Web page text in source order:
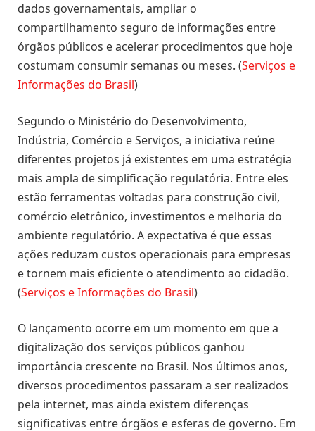
dados governamentais, ampliar o
compartilhamento seguro de informações entre
órgãos públicos e acelerar procedimentos que hoje
costumam consumir semanas ou meses. (Serviços e
Informações do Brasil)
Segundo o Ministério do Desenvolvimento,
Indústria, Comércio e Serviços, a iniciativa reúne
diferentes projetos já existentes em uma estratégia
mais ampla de simplificação regulatória. Entre eles
estão ferramentas voltadas para construção civil,
comércio eletrônico, investimentos e melhoria do
ambiente regulatório. A expectativa é que essas
ações reduzam custos operacionais para empresas
e tornem mais eficiente o atendimento ao cidadão.
(Serviços e Informações do Brasil)
O lançamento ocorre em um momento em que a
digitalização dos serviços públicos ganhou
importância crescente no Brasil. Nos últimos anos,
diversos procedimentos passaram a ser realizados
pela internet, mas ainda existem diferenças
significativas entre órgãos e esferas de governo. Em